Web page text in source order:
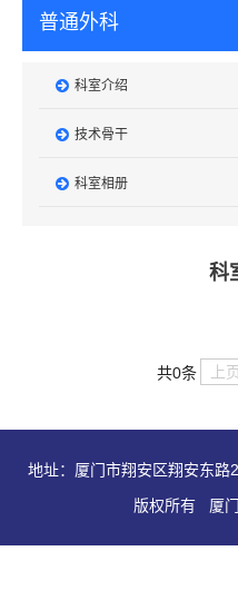
普通外科
科室介绍
技术骨干
科室相册
科
共0条 上
地址：厦门市翔安区翔安东
版权所有 厦